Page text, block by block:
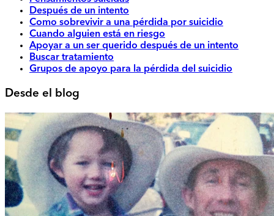
Después de un intento
Como sobrevivir a una pérdida por suicidio
Cuando alguien está en riesgo
Apoyar a un ser querido después de un intento
Buscar tratamiento
Grupos de apoyo para la pérdida del suicidio
Desde el blog